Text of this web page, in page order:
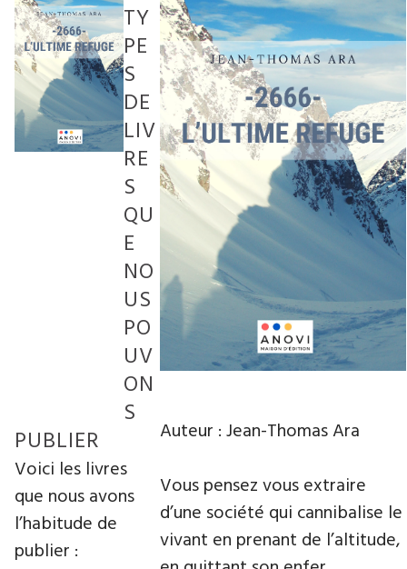
Auteur : Jean-Thomas Ara
Vous pensez vous extraire
d’une société qui cannibalise le
vivant en prenant de l’altitude,
TY
PE
S
DE
LIV
RE
S
QU
E
NO
US
PO
UV
ON
S
PUBLIER
Voici les livres
que nous avons
l’habitude de
publier :